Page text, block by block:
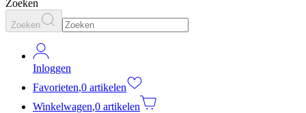
Zoeken
Zoeken
Inloggen
Favorieten,0 artikelen
Winkelwagen,0 artikelen